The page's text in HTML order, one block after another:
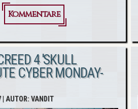
über
Infos
Kommentare
4 'SKULL
CYBER MONDAY-
| AUTOR:VANDIT